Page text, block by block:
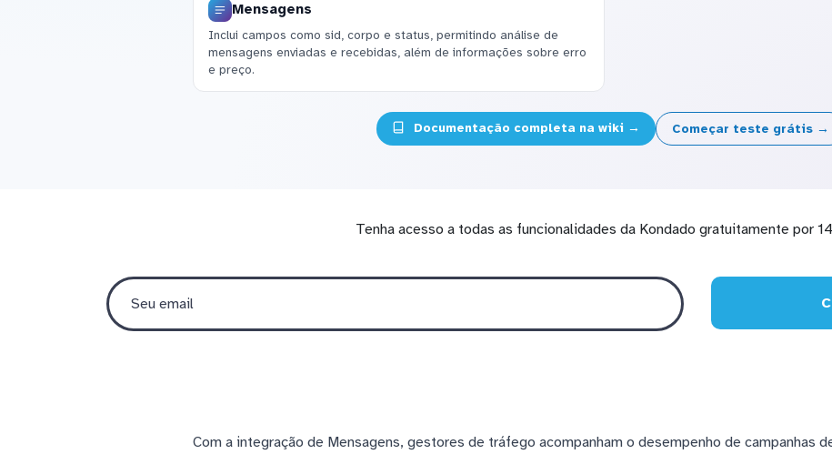
Mensagens
Inclui campos como sid, corpo e status, permitindo análise de
mensagens enviadas e recebidas, além de informações sobre erro
e preço.
Documentação completa na wiki → Começar teste grátis →
Tenha acesso a todas as funcionalidades da Kondado gratuitamente por
Com a integração de Mensagens, gestores de tráfego acompanham o desempenho de campanhas